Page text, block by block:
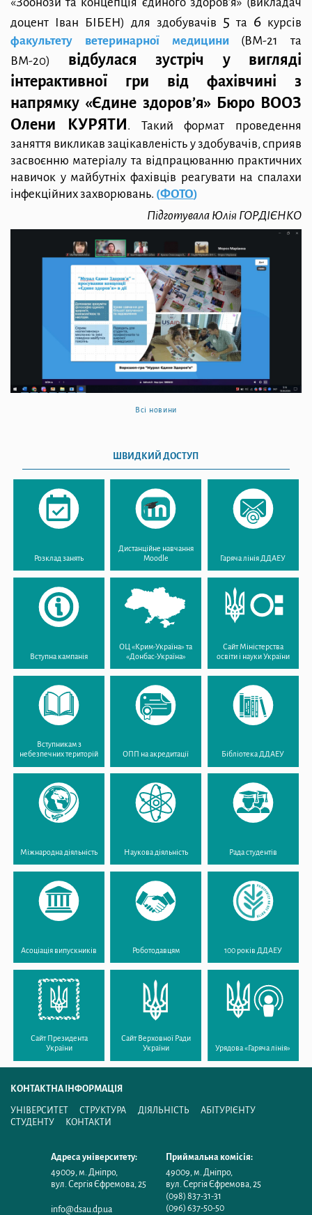
доцент Іван БІБЕН) для здобувачів 5 та 6 курсів
факультету ветеринарної медицини(ВМ-21 та
ВМ-20) відбулася зустріч у вигляді
інтерактивної гри від фахівчині з
напрямку «Єдине здоров’я» Бюро ВООЗ
Олени КУРЯТИ . Такий формат проведення
заняття викликав зацікавленість у здобувачів, сприяв
засвоєнню матеріалу та відпрацюванню практичних
навичок у майбутніх фахівців реагувати на спалахи
інфекційних захворювань. (ФОТО)
Підготувала Юлія ГОРДІЄНКО
Всі новини
ШВИДКИЙ ДОСТУП
Розклад занять
Дистанційне навчання
Moodle
Гаряча лінія ДДАЕУ
Вступна кампанія
ОЦ «Крим-Україна» та
«Донбас-Україна»
Сайт Міністерства
освіти і науки України
Вступникам з
небезпечних територій
ОПП на акредитації Бібліотека ДДАЕУ
Міжнародна діяльність Наукова діяльність Рада студентів
Асоціація випускників Роботодавцям 100 років ДДАЕУ
Сайт Президента
України
Сайт Верховної Ради
України
Урядова «Гаряча лінія»
КОНТАКТНА ІНФОРМАЦІЯ
УНІВЕРСИТЕТ СТРУКТУРА ДІЯЛЬНІСТЬ
АБІТУРІЄНТУ
СТУДЕНТУ
КОНТАКТИ
Адреса університету:
49009,м. Дніпро,
вул. Сергія Єфремова, 25
info@dsau.dp.ua
Приймальна комісія:
49009,м. Дніпро,
вул. Сергія Єфремова, 25
(098) 837-31-31
(096) 637-50-50